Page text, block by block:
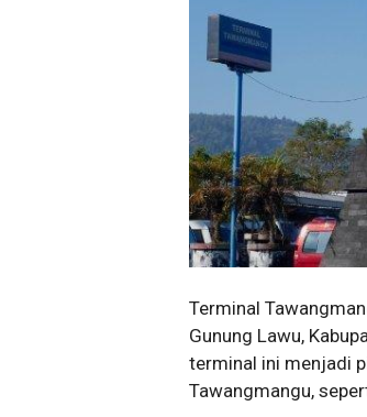
Terminal
Gunung Lawu,
terminal ini menjadi
Tawangmangu,